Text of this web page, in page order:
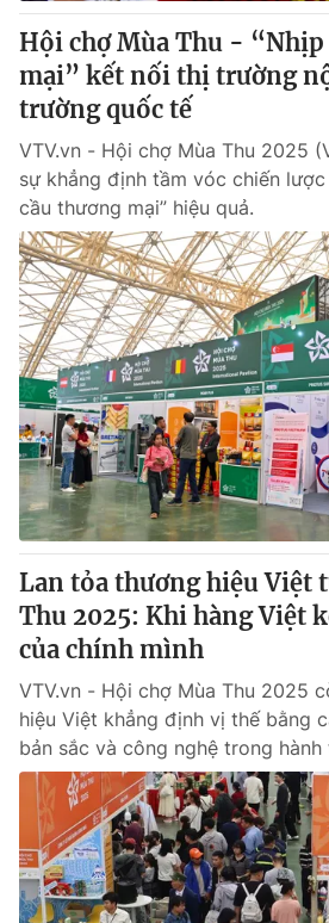
Hội chợ Mùa Thu -
mại” kết nối thị trường
trường quốc tế
VTV.vn - Hội chợ Mùa Thu 2025
sự khẳng định tầm vóc chiến
cầu thương mại” hiệu quả.
Lan tỏa thương hiệu Việt
Thu 2025: Khi hàng Việt
của chính mình
VTV.vn - Hội chợ Mùa Thu 2025
hiệu Việt khẳng định vị thế bằng
bản sắc và công nghệ trong hành